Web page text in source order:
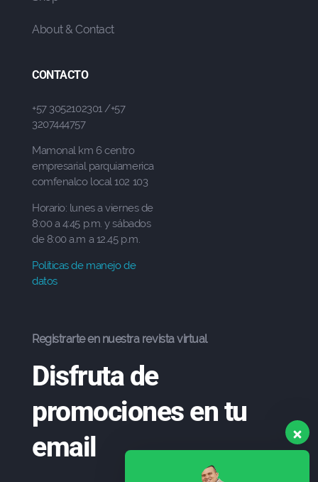
About & Contact
CONTACTO
+57 3052102301 /+57
3207444757
Mamonal km 6 centro
empresarial parquiamerica
comfenalco local 102 103
Horario: lunes a viernes de
8:00 a 4:45 p.m. y sábados
de 8:00 a.m a 12.45 p.m.
Políticas de manejo de
datos
Registrarte en nuestra revista virtual
Disfruta de
promociones en tu
email